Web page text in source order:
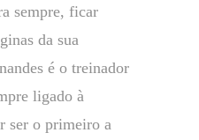
sempre, ficar
da sua
é o treinador
ligado à
ser o primeiro a